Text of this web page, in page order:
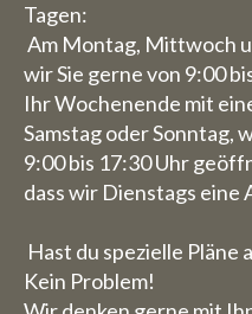
Tagen:
Am Montag, Mittwoch
wir Sie gerne von 9:00
Ihr Wochenende mit
Samstag oder Sonntag,
9:00 bis 17:30 Uhr
dass wir Dienstags eine
Hast du spezielle
Kein Problem!